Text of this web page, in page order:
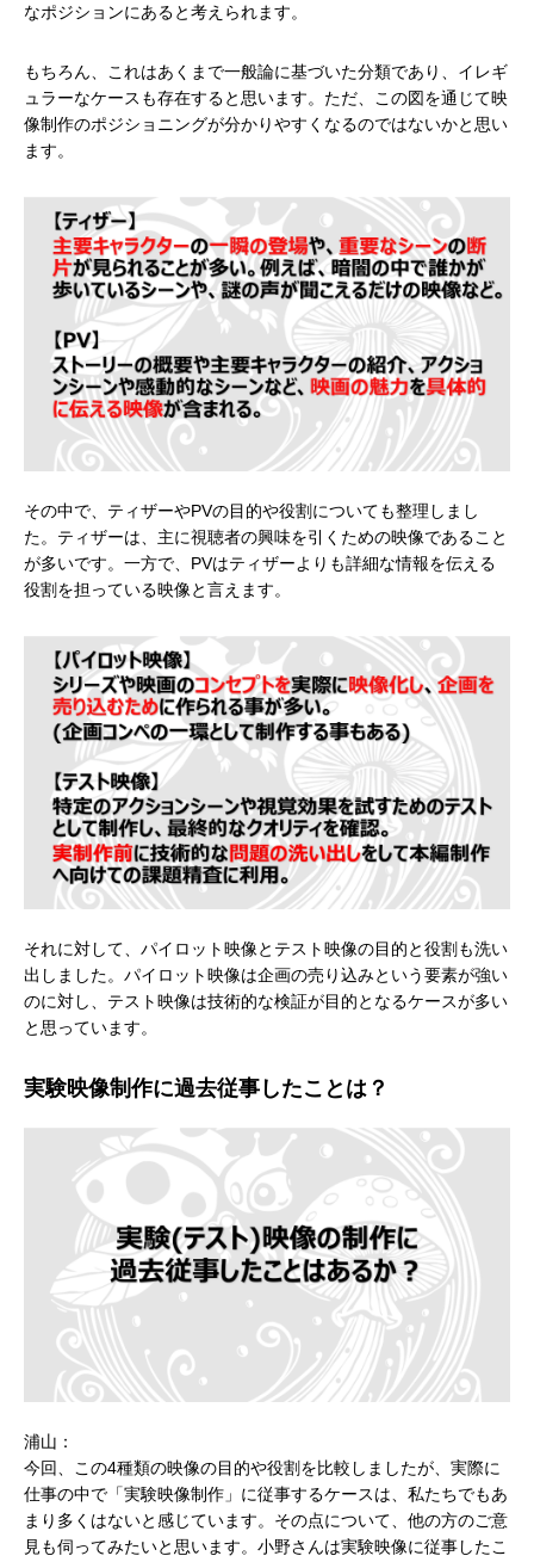
なポジションにあると考えられます。
もちろん、これはあくまで一般論に基づいた分類であり、イレギ
ュラーなケースも存在すると思います。ただ、この図を通じて映
像制作のポジショニングが分かりやすくなるのではないかと思い
ます。
その中で、ティザーやPVの目的や役割についても整理しまし
た。ティザーは、主に視聴者の興味を引くための映像であること
が多いです。一方で、PVはティザーよりも詳細な情報を伝える
役割を担っている映像と言えます。
それに対して、パイロット映像とテスト映像の目的と役割も洗い
出しました。パイロット映像は企画の売り込みという要素が強い
のに対し、テスト映像は技術的な検証が目的となるケースが多い
と思っています。
実験映像制作に過去従事したことは？
浦山：
今回、この4種類の映像の目的や役割を比較しましたが、実際に
仕事の中で「実験映像制作」に従事するケースは、私たちでもあ
まり多くはないと感じています。その点について、他の方のご意
見も伺ってみたいと思います。小野さんは実験映像に従事したこ